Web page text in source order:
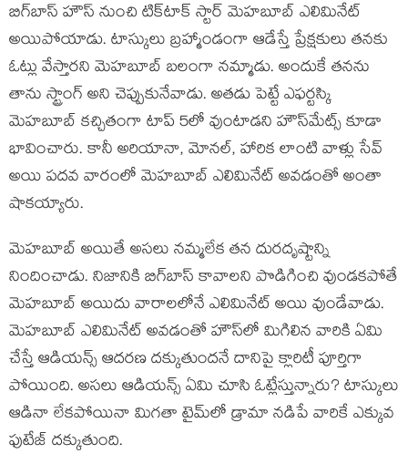
బిగ్‍బాస్‍ హౌస్‍ నుంచి టిక్‍టాక్‍ స్టార్‍ మెహబూబ్‍ ఎలిమినేట్‍
అయిపోయాడు. టాస్కులు బ్రహ్మాండంగా ఆడేస్తే ప్రేక్షకులు తనకు
ఓట్లు వేస్తారని మెహబూబ్‍ బలంగా నమ్మాడు. అందుకే తనను
తాను స్ట్రాంగ్‍ అని చెప్పుకునేవాడు. అతడు పెట్టే ఎఫర్టస్కి
మెహబూబ్‍ కచ్చితంగా టాప్‍ 5లో వుంటాడని హౌస్‍మేట్స్ కూడా
భావించారు. కానీ అరియానా, మోనల్‍, హారిక లాంటి వాళ్లు సేవ్‍
అయి పదవ వారంలో మెహబూబ్‍ ఎలిమినేట్‍ అవడంతో అంతా
షాకయ్యారు.
మెహబూబ్‍ అయితే అసలు నమ్మలేక తన దురదృష్టాన్ని
నిందించాడు. నిజానికి బిగ్‍బాస్‍ కావాలని పొడిగించి వుండకపోతే
మెహబూబ్‍ అయిదు వారాలలోనే ఎలిమినేట్‍ అయి వుండేవాడు.
మెహబూబ్‍ ఎలిమినేట్‍ అవడంతో హౌస్‍లో మిగిలిన వారికి ఏమి
చేస్తే ఆడియన్స్ ఆదరణ దక్కుతుందనే దానిపై క్లారిటీ పూర్తిగా
పోయింది. అసలు ఆడియన్స్ ఏమి చూసి ఓట్లేస్తున్నారు? టాస్కులు
ఆడినా లేకపోయినా మిగతా టైమ్‍లో డ్రామా నడిపే వారికే ఎక్కువ
ఫుటేజ్‍ దక్కుతుంది.